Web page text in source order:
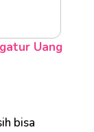
Uang
bisa